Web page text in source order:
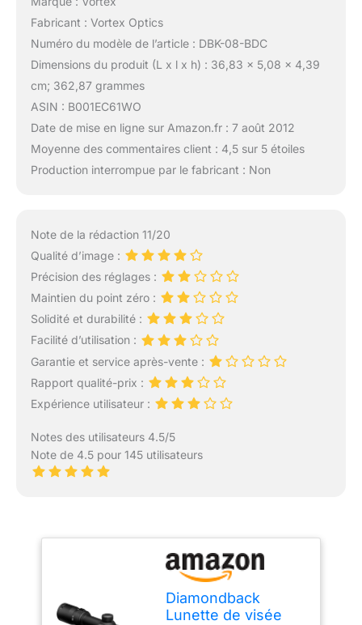
Fabricant : Vortex Optics
Numéro du modèle de l’article : DBK-08-BDC
Dimensions du produit (L x l x h) : 36,83 x 5,08 x 4,39
cm; 362,87 grammes
ASIN : B001EC61WO
Date de mise en ligne sur Amazon.fr : 7 août 2012
Moyenne des commentaires client : 4,5 sur 5 étoiles
Production interrompue par le fabricant : Non
Note de la rédaction 11/20
Qualité d’image :
Précision des réglages :
Maintien du point zéro :
Solidité et durabilité :
Facilité d’utilisation :
Garantie et service après-vente :
Rapport qualité-prix :
Expérience utilisateur :
Notes des utilisateurs 4.5/5
Note de 4.5 pour 145 utilisateurs
Diamondback
Lunette de visée